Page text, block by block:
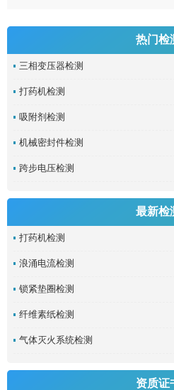
热门检
三相变压器检测
打药机检测
吸附剂检测
机械密封件检测
跨步电压检测
最新检
打药机检测
浪涌电流检测
锁紧垫圈检测
纤维素纸检测
气体灭火系统检测
资质证